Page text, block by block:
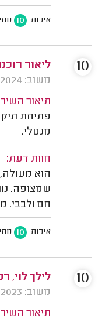
איכות 10
ליאור
משוב: 02/05/2024
תיאור
פתיחת
מנטלי.
חוות דעת:
הוא מעולה,
שמצופה.
חם ולבבי.
איכות 10
10
לילך לוי,
משוב: 23/08/2023
תיאור
10